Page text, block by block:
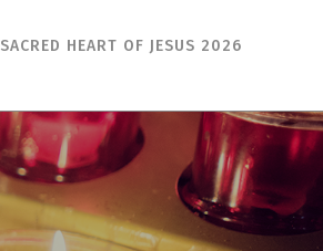
SACRED HEART OF JESUS 2026